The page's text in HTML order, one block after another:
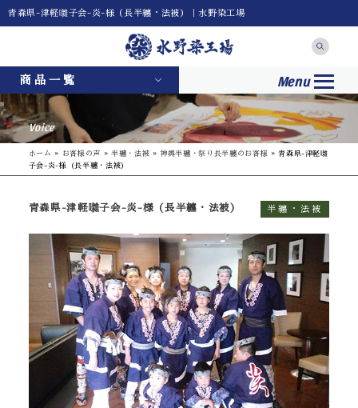
青森県-津軽囃子会-炎-様（長半纏・法被）｜水野染工場
商品一覧 Menu
Voice
ホーム » お客様の声 » 半纏・法被 »神輿半纏・祭り長半纏のお客様 »青森県-津軽囃
子会-炎-様（長半纏・法被）
青森県-津軽囃子会-炎-様（長半纏・法被） 半纏・法被